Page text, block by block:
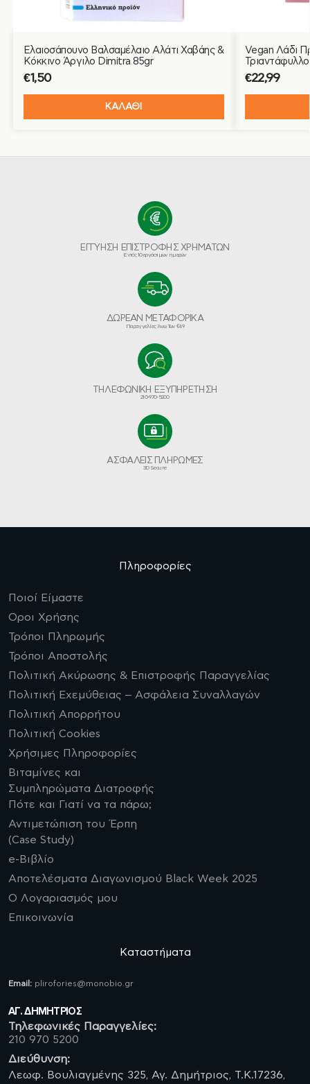
Ελαιοσάπουνο Βαλσαμέλαιο Αλάτι Χαβάης &
Κόκκινο Άργιλο Dimitra 85gr
€1,50
ΚΑΛΑΘΙ
Vegan Λάδι
€22,99
ΕΓΓΥΗΣΗ ΕΠΙΣΤΡΟΦΗΣ ΧΡΗΜΑΤΩΝ
Εντός 10 εργάσιμων ημερών
ΔΩΡΕΑΝ ΜΕΤΑΦΟΡΙΚΑ
Παραγγελίες Άνω Των €49
ΤΗΛΕΦΩΝΙΚΗ ΕΞΥΠΗΡΕΤΗΣΗ
210-970-5200
ΑΣΦΑΛΕΙΣ ΠΛΗΡΩΜΕΣ
3D Secure
Πληροφορίες
Ποιοί Είμαστε
Οροι Χρήσης
Τρόποι Πληρωμής
Τρόποι Αποστολής
Πολιτική Ακύρωσης & Επιστροφής Παραγγελίας
Πολιτική Εχεμύθειας – Ασφάλεια Συναλλαγών
Πολιτική Απορρήτου
Πολιτική Cookies
Χρήσιμες Πληροφορίες
Βιταμίνες και
Συμπληρώματα Διατροφής
Πότε και Γιατί να τα πάρω;
Αντιμετώπιση του Έρπη
(Case Study)
e-Βιβλίο
Αποτελέσματα Διαγωνισμού Black Week 2025
Ο Λογαριασμός μου
Επικοινωνία
Καταστήματα
Email: plirofories@monobio.gr
ΑΓ. ΔΗΜΗΤΡΙΟΣ
Τηλεφωνικές Παραγγελίες:
210 970 5200
Διεύθυνση:
Λεωφ. Βουλιαγμένης 325, Αγ. Δημήτριος, Τ.Κ.17236,